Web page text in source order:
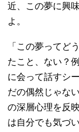
近、この夢に興
よ。
「この夢ってど
たこと、ない？
に会って話すシ
だの偶然じゃな
の深層心理を反
は自分でも気づ